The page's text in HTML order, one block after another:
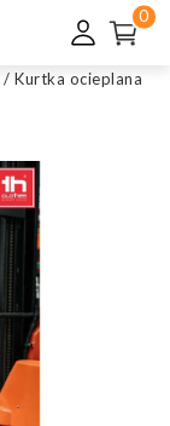
0
/ Kurtka ocieplana